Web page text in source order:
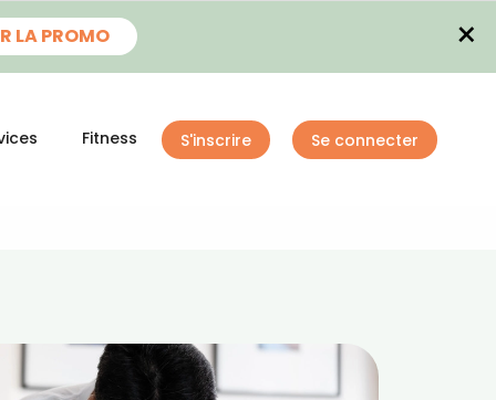
LA PROMO ×
Fitness S'inscrire Se connecter